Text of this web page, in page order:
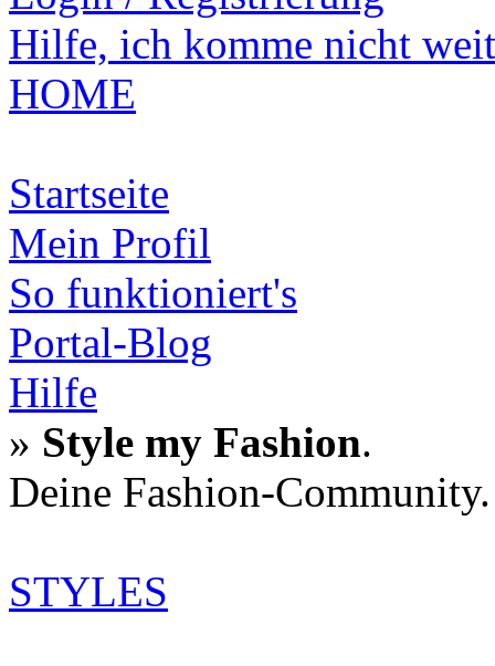
Hilfe, ich komme nicht
HOME
Startseite
Mein Profil
So funktioniert's
Portal-Blog
Hilfe
» Style my Fashion.
Deine Fashion-
STYLES